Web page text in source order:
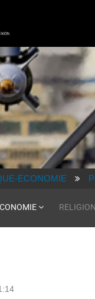
ECONOMIE
RELIGION